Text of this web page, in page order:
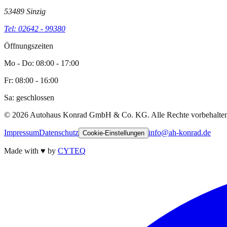
53489 Sinzig
Tel: 02642 - 99380
Öffnungszeiten
Mo - Do: 08:00 - 17:00
Fr: 08:00 - 16:00
Sa: geschlossen
© 2026 Autohaus Konrad GmbH & Co. KG. Alle Rechte
ImpressumDatenschutz Cookie-Einstellungen info@ah-konrad.de
Made with ♥ by CYTEQ